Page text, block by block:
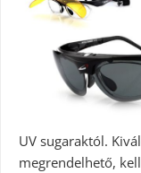
UV sugaraktól.
megrendelhető,